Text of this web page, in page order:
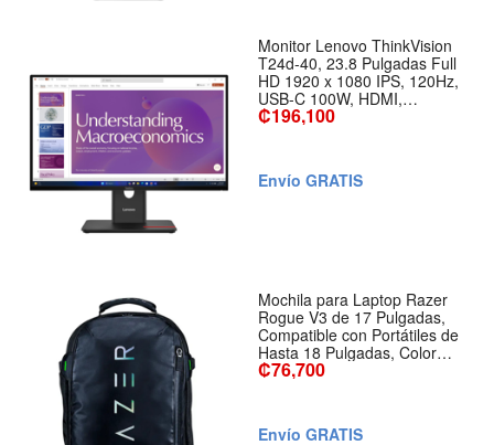
Monitor Lenovo ThinkVision
T24d-40, 23.8 Pulgadas Full
HD 1920 x 1080 IPS, 120Hz,
USB-C 100W, HDMI,
DisplayPort y Ethernet
₡196,100
Envío GRATIS
Mochila para Laptop Razer
Rogue V3 de 17 Pulgadas,
Compatible con Portátiles de
Hasta 18 Pulgadas, Color
Cromático
₡76,700
Envío GRATIS